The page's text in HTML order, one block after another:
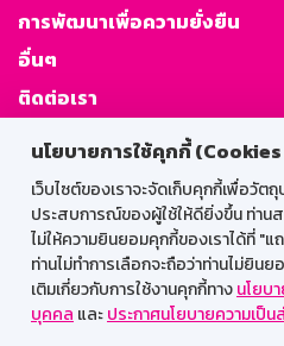
นโยบายการใช้คุกกี้
เว็บไซต์ของเราจะจัดเก็บคุกกี้เพื่อวัต
ประสบการณ์ของผู้ใช้ให้ดียิ่งขึ้น ท่าน
ไม่ให้ความยินยอมคุกกี้ของเราได้ที่ "
ท่านไม่ทำการเลือกจะถือว่าท่านไม่ยิ
เติมเกี่ยวกับการใช้งานคุกกี้ทางนโยบ
บุคคล และประกาศนโยบายความเป็
การพัฒนาเพื่อความยั่งยืน
อื่นๆ
ติดต่อเรา
GSB
สำหรับพ
Web HR
GSB